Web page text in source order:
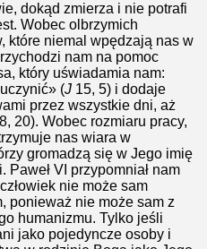
dokąd zmierza i nie potrafi
Wobec olbrzymich
które niemal wpędzają nas w
nam na pomoc
który uświadamia nam:
(J 15, 5) i dodaje
przez wszystkie dni, aż
20). Wobec rozmiaru pracy,
nas wiara w
gromadzą się w Jego imię
VI przypomniał nam
nie może sam
ponieważ nie może sam z
humanizmu. Tylko jeśli
jako pojedyncze osoby i